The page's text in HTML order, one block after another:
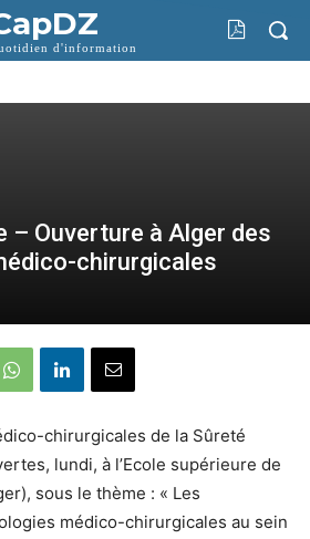
d'information
– Ouverture à Alger des
chirurgicales
chirurgicales de la Sûreté
lundi, à l’Ecole supérieure de
sous le thème : « Les
médico-chirurgicales au sein